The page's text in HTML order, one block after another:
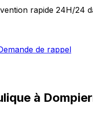
rapide 24H/24
de rappel
à